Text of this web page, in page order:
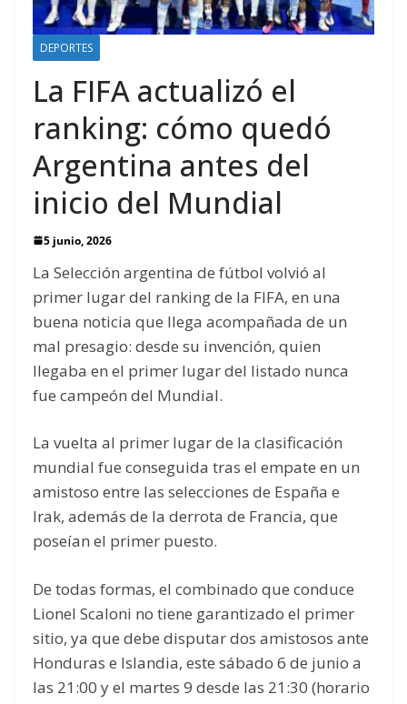
DEPORTES
La FIFA actualizó el
ranking: cómo quedó
Argentina antes del
inicio del Mundial
5 junio, 2026
La Selección argentina de fútbol volvió al
primer lugar del ranking de la FIFA, en una
buena noticia que llega acompañada de un
mal presagio: desde su invención, quien
llegaba en el primer lugar del listado nunca
fue campeón del Mundial.
La vuelta al primer lugar de la clasificación
mundial fue conseguida tras el empate en un
amistoso entre las selecciones de España e
Irak, además de la derrota de Francia, que
poseían el primer puesto.
De todas formas, el combinado que conduce
Lionel Scaloni no tiene garantizado el primer
sitio, ya que debe disputar dos amistosos ante
Honduras e Islandia, este sábado 6 de junio a
las 21:00 y el martes 9 desde las 21:30 (horario